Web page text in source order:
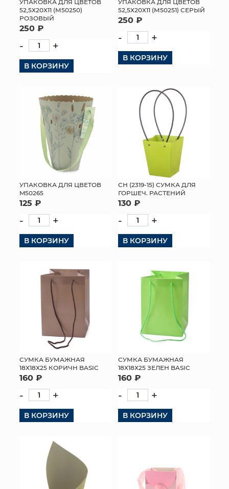
ДОСТАВКА И ОПЛАТА
КОНТАКТЫ
52,5Х20Х11 (М50250)
РОЗОВЫЙ
250 ₽
- +
В КОРЗИНУ
52,5Х20Х11 (М50251) СЕРЫЙ
250 ₽
- +
В КОРЗИНУ
УПАКОВКА ДЛЯ ЦВЕТОВ
M50265
125 ₽
- +
В КОРЗИНУ
СН (2319-15) СУМКА ДЛЯ
ГОРШЕЧ. РАСТЕНИЙ
130 ₽
- +
В КОРЗИНУ
СУМКА БУМАЖНАЯ
18Х18Х25 КОРИЧН BASIC
160 ₽
- +
В КОРЗИНУ
СУМКА БУМАЖНАЯ
18Х18Х25 ЗЕЛЕН BASIC
160 ₽
- +
В КОРЗИНУ